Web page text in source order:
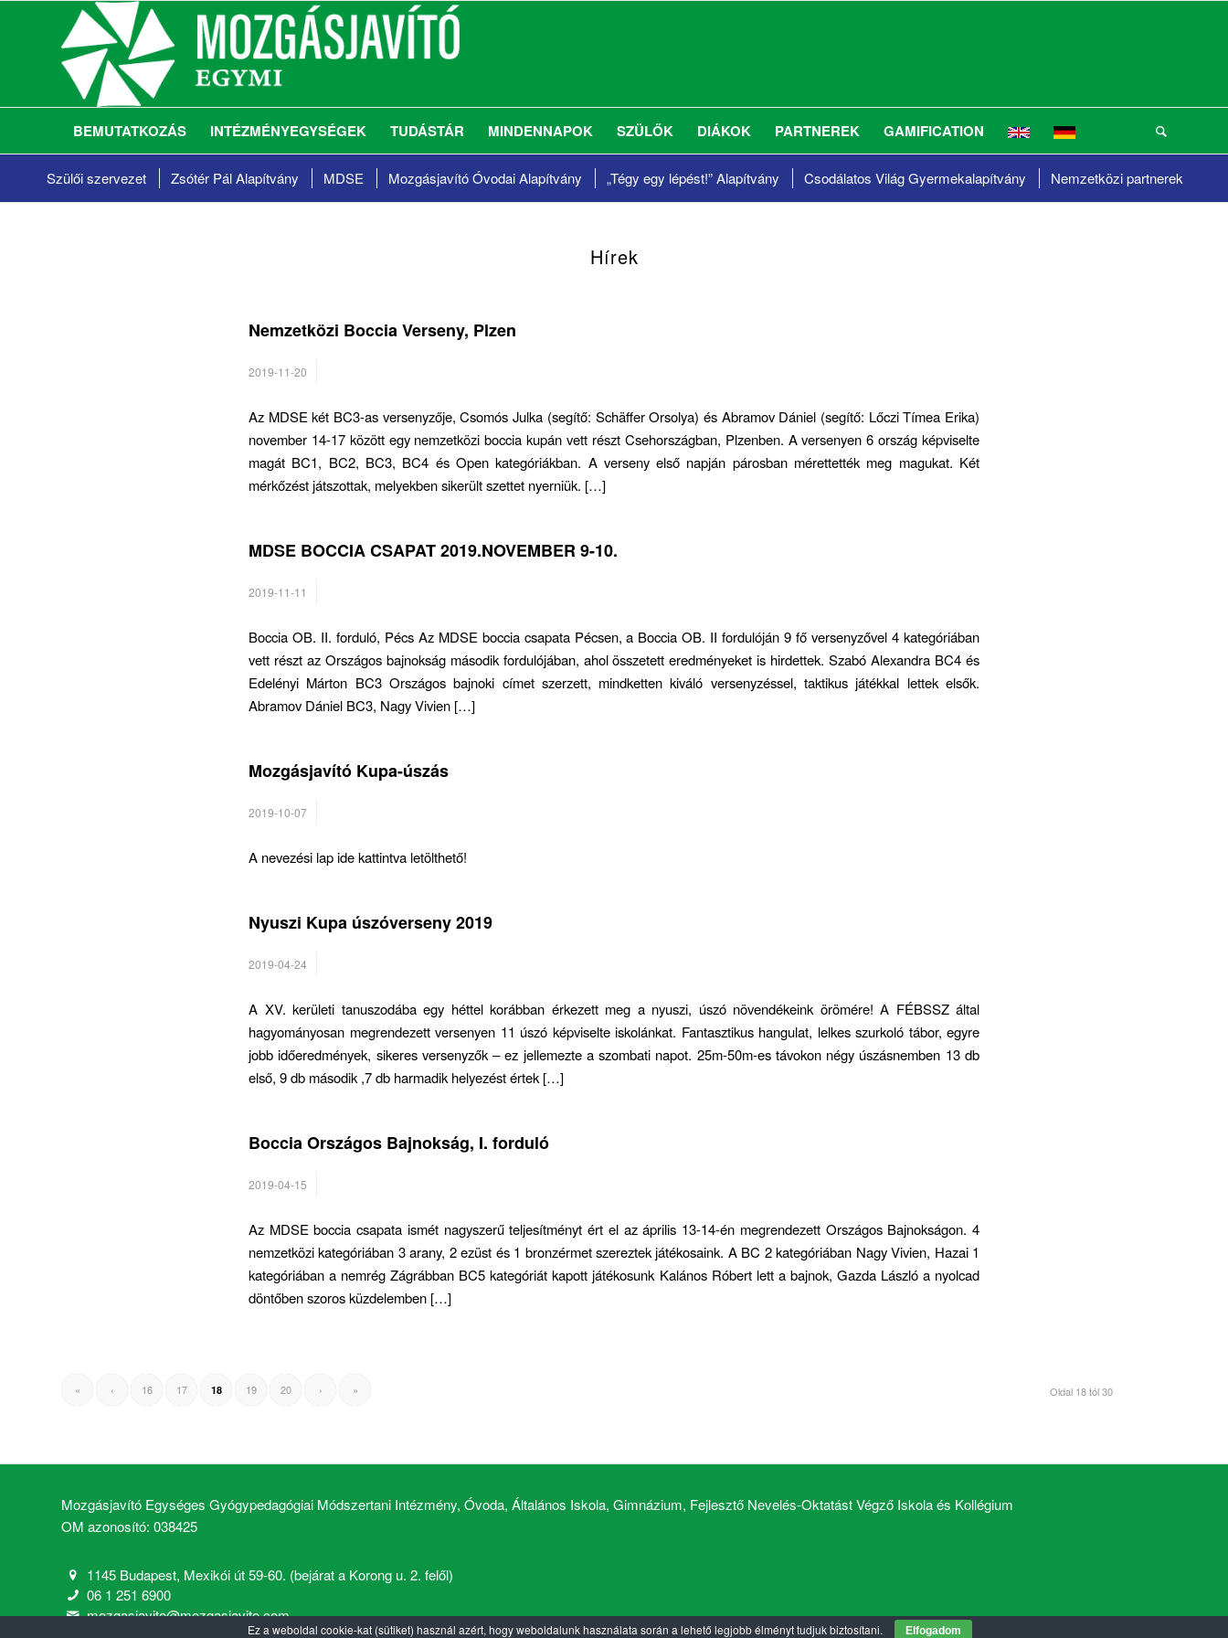
BEMUTATKOZÁS INTÉZMÉNYEGYSÉGEK TUDÁSTÁR MINDENNAPOK SZÜLŐK DIÁKOK PARTNEREK GAMIFICATION
Szülői szervezet Zsótér Pál Alapítvány MDSE Mozgásjavító Óvodai Alapítvány „Tégy egy lépést!”Alapítvány Csodálatos VilágGyermekalapítvány Nemzetközi partnerek
Hírek
Nemzetközi Boccia Verseny, Plzen
2019-11-20
Az MDSE két BC3-as versenyzője, Csomós Julka (segítő: Schäffer Orsolya) és Abramov Dániel (segítő: Lőczi Tímea Erika)
november 14-17 között egy nemzetközi boccia kupán vett részt Csehországban, Plzenben. A versenyen 6 ország képviselte
magát BC1, BC2, BC3, BC4 és Open kategóriákban. A verseny első napján párosban mérettették meg magukat. Két
mérkőzést játszottak, melyekben sikerült szettet nyerniük. […]
MDSE BOCCIA CSAPAT 2019.NOVEMBER 9-10.
2019-11-11
Boccia OB. II. forduló, Pécs Az MDSE boccia csapata Pécsen, a Boccia OB. II fordulóján 9 fő versenyzővel 4 kategóriában
vett részt az Országos bajnokság második fordulójában, ahol összetett eredményeket is hirdettek. Szabó Alexandra BC4 és
Edelényi Márton BC3 Országos bajnoki címet szerzett, mindketten kiváló versenyzéssel, taktikus játékkal lettek elsők.
Abramov Dániel BC3, Nagy Vivien […]
Mozgásjavító Kupa-úszás
2019-10-07
A nevezési lap ide kattintva letölthető!
Nyuszi Kupa úszóverseny 2019
2019-04-24
A XV. kerületi tanuszodába egy héttel korábban érkezett meg a nyuszi, úszó növendékeink örömére! A FÉBSSZ által
hagyományosan megrendezett versenyen 11 úszó képviselte iskolánkat. Fantasztikus hangulat, lelkes szurkoló tábor, egyre
jobb időeredmények, sikeres versenyzők – ez jellemezte a szombati napot. 25m-50m-es távokon négy úszásnemben 13 db
első, 9 db második ,7 db harmadik helyezést értek […]
Boccia Országos Bajnokság, I. forduló
2019-04-15
Az MDSE boccia csapata ismét nagyszerű teljesítményt ért el az április 13-14-én megrendezett Országos Bajnokságon. 4
nemzetközi kategóriában 3 arany, 2 ezüst és 1 bronzérmet szereztek játékosaink. A BC 2 kategóriában Nagy Vivien, Hazai 1
kategóriában a nemrég Zágrábban BC5 kategóriát kapott játékosunk Kalános Róbert lett a bajnok, Gazda László a nyolcad
döntőben szoros küzdelemben […]
Oldal 18 tól 30
« ‹ 16 17 18 19 20 › »
Mozgásjavító Egységes Gyógypedagógiai Módszertani Intézmény, Óvoda, Általános Iskola, Gimnázium, Fejlesztő Nevelés-Oktatást Végző Iskola és Kollégium
OM azonosító: 038425
1145 Budapest, Mexikói út 59-60. (bejárat a Korong u. 2. felől)
06 1 251 6900
mozgasjavito@mozgasjavito.com
Ez a weboldal cookie-kat (sütiket) használ azért, hogy weboldalunk használata során a lehető legjobb élményt tudjuk biztosítani. Elfogadom